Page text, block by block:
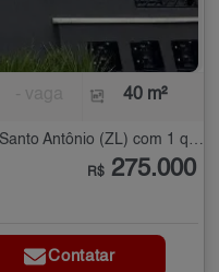
40 m²
Apartamento à Venda na Chácara Santo Antônio (ZL) com 1 quarto - 40 m²
R$ 275.000
Contatar